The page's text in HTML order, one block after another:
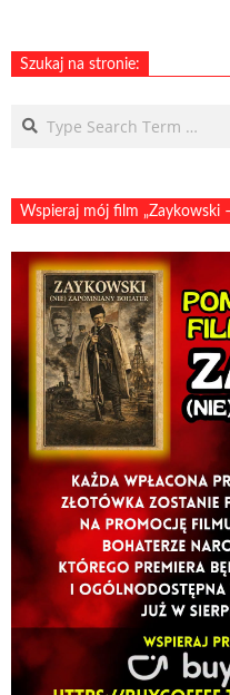
Szukaj na stronie:
Search
Wspieraj mój film „Zaykowski